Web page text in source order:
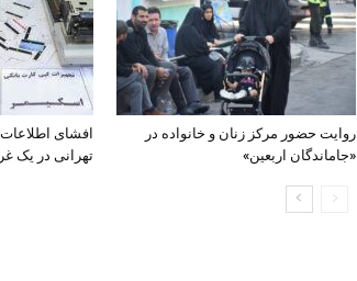
تهرانی در یک
روایت حضور مرکز زنان و خانواده در
«جاماندگان اربعین»